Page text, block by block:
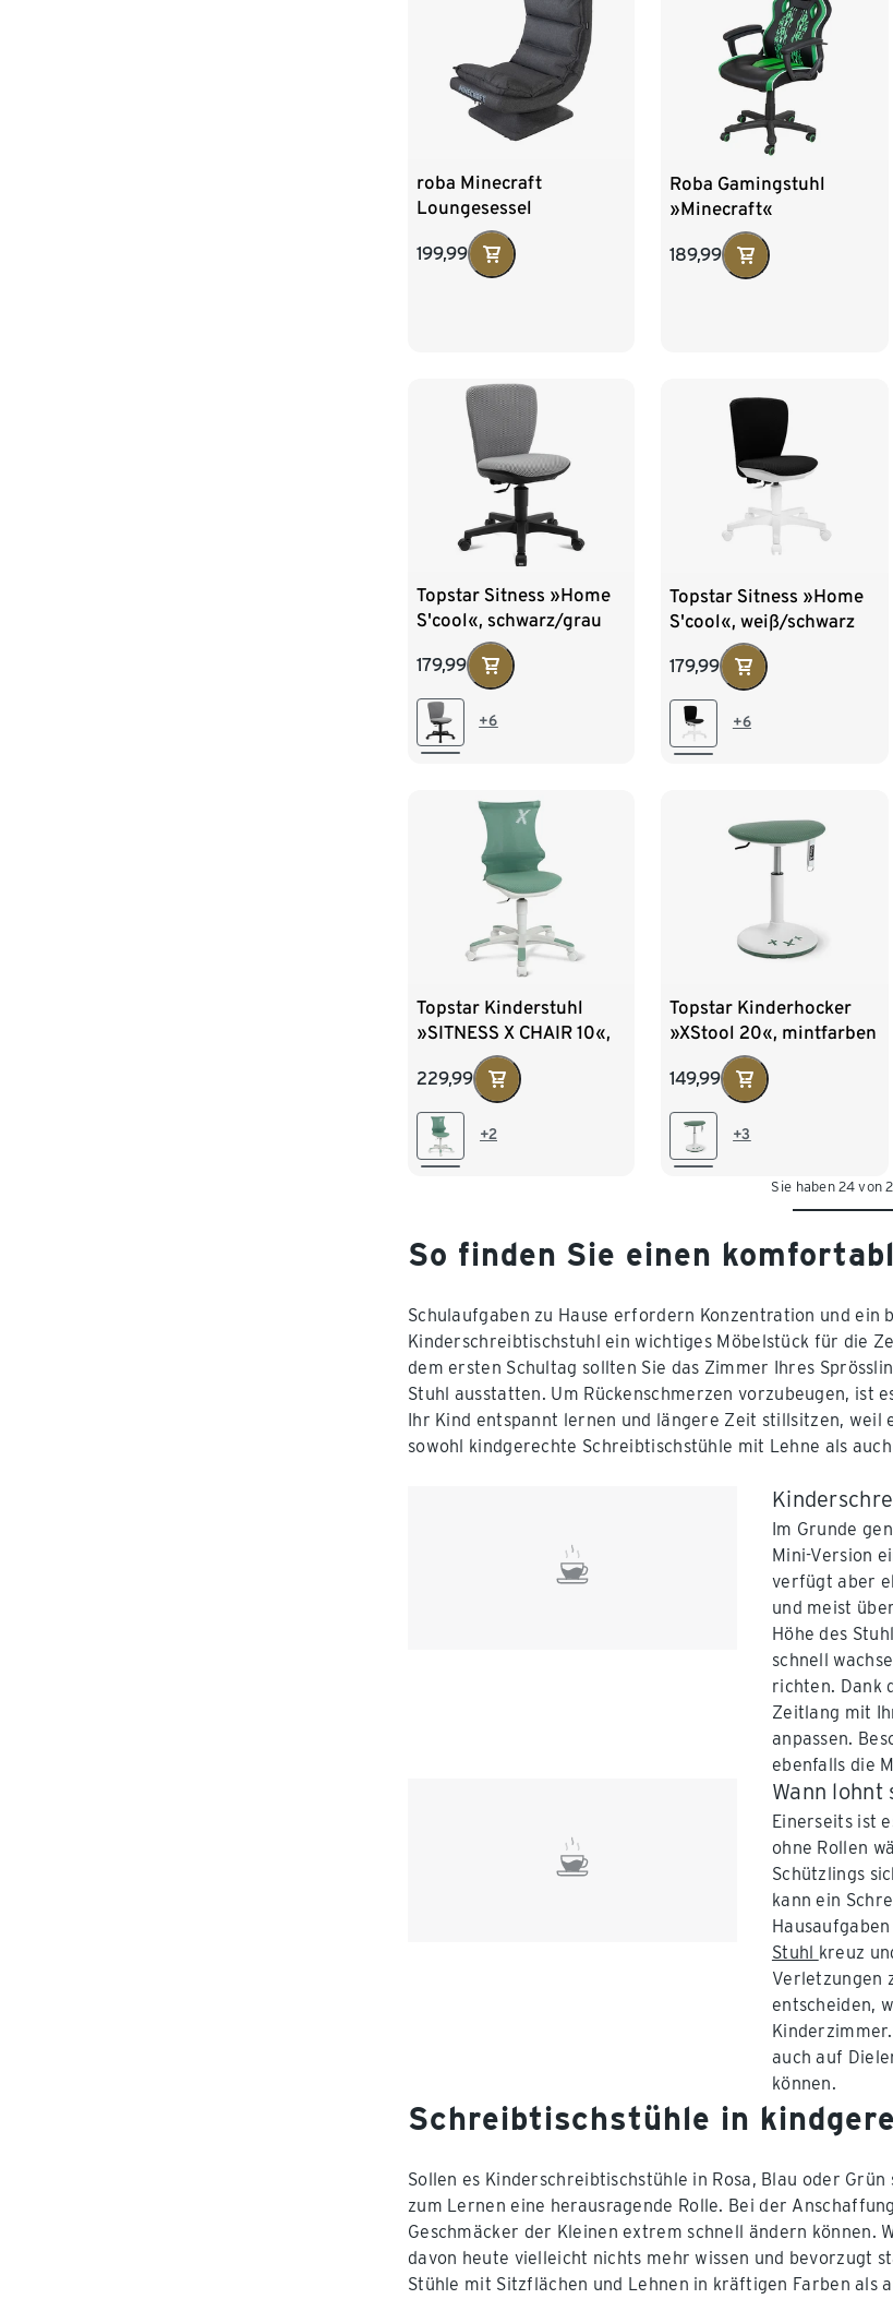
roba Minecraft
Loungesessel
199,99
Roba Gamingstuhl
»Minecraft«
189,99
Topstar Sitness »Home
S'cool«, schwarz/grau
179,99
+6
Topstar Sitness »Home
S'cool«, weiß/schwarz
179,99
+6
Topstar Kinderstuhl
»SITNESS X CHAIR 10«,
mintfarben
229,99
+2
Topstar Kinderhocker
»XStool 20«, mintfarben
149,99
+3
Sie haben 24 von
So finden Sie einen
Schulaufgaben zu Hause erfordern Konzentration und ein
Kinderschreibtischstuhl ein wichtiges Möbelstück für die
dem ersten Schultag sollten Sie das Zimmer Ihres
Stuhl ausstatten. Um Rückenschmerzen vorzubeugen, ist
Ihr Kind entspannt lernen und längere Zeit stillsitzen,
sowohl kindgerechte Schreibtischstühle mit Lehne als
Im Grunde
Mini-Version
verfügt aber
und meist
Höhe des
schnell
richten. Dank
Zeitlang mit
anpassen.
ebenfalls die
Wann lohnt
Einerseits ist
ohne Rollen
Schützlings
kann ein
Stuhl kreuz
Verletzungen
entscheiden,
auch auf
können.
Schreibtischstühle in
Sollen es Kinderschreibtischstühle in Rosa, Blau oder
zum Lernen eine herausragende Rolle. Bei der
Geschmäcker der Kleinen extrem schnell ändern können.
davon heute vielleicht nichts mehr wissen und bevorzugt
Stühle mit Sitzflächen und Lehnen in kräftigen Farben als